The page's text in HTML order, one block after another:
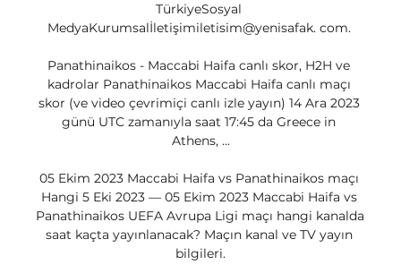
TürkiyeSosyal
MedyaKurumsalİletişimiletisim@yenisafak. com.
Panathinaikos - Maccabi Haifa canlı skor, H2H ve
kadrolar Panathinaikos Maccabi Haifa canlı maçı
skor (ve video çevrimiçi canlı izle yayın) 14 Ara 2023
günü UTC zamanıyla saat 17:45 da Greece in
Athens, ...
05 Ekim 2023 Maccabi Haifa vs Panathinaikos maçı
Hangi 5 Eki 2023 — 05 Ekim 2023 Maccabi Haifa vs
Panathinaikos UEFA Avrupa Ligi maçı hangi kanalda
saat kaçta yayınlanacak? Maçın kanal ve TV yayın
bilgileri.